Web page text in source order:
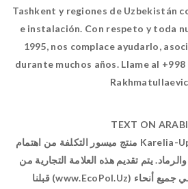
Tashkent y regiones de Uzbekistán
e instalación. Con respeto y toda
1995, nos complace ayudarlo,
durante muchos años. Llame al
TEXT ON
منتج ميسور التكلفة من اهتمام Karelia-Upofloor. لوح 1 شريط و 3
يتم تقديم هذه العلامة التجارية من
قبلنا (www.EcoPol.Uz) في طشقند ومناطق في جميع أنحاء